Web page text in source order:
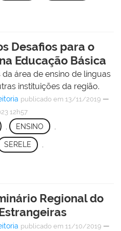
Desafios para o
Educação Básica
área de ensino de línguas
instituições da região.
publicado em 13/11/2019 —
12h57
ENSINO
SERELE ,
Regional do
publicado em 11/10/2019 —